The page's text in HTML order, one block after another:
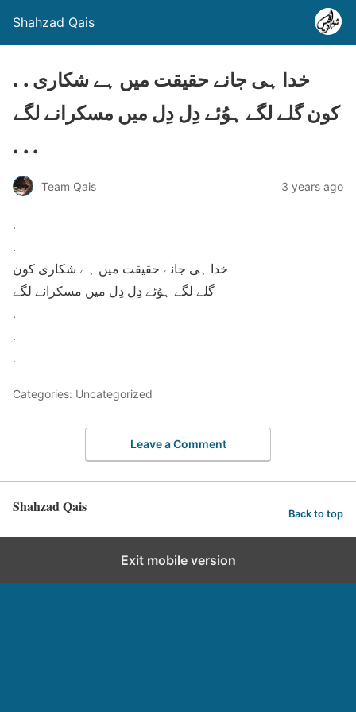
Shahzad Qais
. . خدا ہی جانے حقیقت میں ہے شکاری
کون گلے لگے ہوُئے دِل دِل میں مسکرانے لگے
. . .
Team Qais 3 years ago
.
.
خدا ہی جانے حقیقت میں ہے شکاری کون
گلے لگے ہوُئے دِل دِل میں مسکرانے لگے
.
.
.
Categories: Uncategorized
Leave a Comment
Shahzad Qais Back to top
Exit mobile version